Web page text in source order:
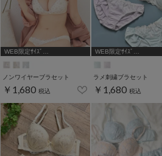
WEB限定ｻｲｽﾞ
ノンワイヤーブラセット
￥1,680 税込
WEB限定ｻｲｽﾞ
ラメ刺繍ブラセット
￥1,680 税込